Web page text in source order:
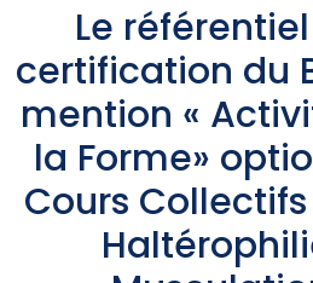
Le
certification du
mention «
la Forme»
Cours